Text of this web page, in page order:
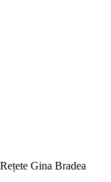
Rețete Gina Bradea